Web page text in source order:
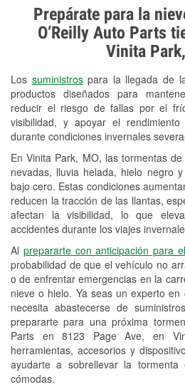
Prepárate para la
O’Reilly Auto Parts
Vinita
Los suministrospara la llegada de
productos diseñados para
reducir el riesgo de fallas por el
visibilidad, y apoyar el
durante condiciones invernales
En Vinita Park, MO, las tormentas
nevadas, lluvia helada, hielo negro
bajo cero. Estas condiciones
reducen la tracción de las llantas,
afectan la visibilidad, lo que
accidentes durante los viajes
Al prepararte con anticipación para
probabilidad de que el vehículo no
o de enfrentar emergencias en la
nieve o hielo. Ya seas un experto
necesita abastecerse de
prepararte para una próxima
Parts en 8123 Page Ave, en
herramientas, accesorios y
ayudarte a sobrellevar la tormenta
cómodas.
Prueba de
arrancadores
Revisión de la luz
Reciclaje de baterías
Instalación de
Instalación de
Programa de
Herramientas
Rectificación de
freno
Snowstorm Supplies
Tornado Supplies
Conoce más